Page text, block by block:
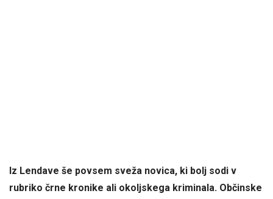
Iz Lendave še povsem sveža novica, ki bolj sodi v
rubriko črne kronike ali okoljskega kriminala. Občinske